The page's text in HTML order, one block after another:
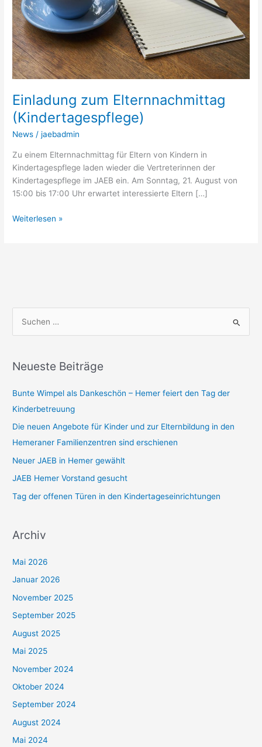
Einladung zum Elternnachmittag
(Kindertagespflege)
News /jaebadmin
Zu einem Elternnachmittag für Eltern von Kindern in
Kindertagespflege laden wieder die Vertreterinnen der
Kindertagespflege im JAEB ein. Am Sonntag, 21. August von
15:00 bis 17:00 Uhr erwartet interessierte Eltern […]
Einladung
Weiterlesen »
h
n
n
a
c
h
Neueste Beiträge
Bunte Wimpel als Dankeschön – Hemer feiert den Tag der
Kinderbetreuung
Die neuen Angebote für Kinder und zur Elternbildung in den
Hemeraner Familienzentren sind erschienen
Neuer JAEB in Hemer gewählt
JAEB Hemer Vorstand gesucht
Tag der offenen Türen in den Kindertageseinrichtungen
Archiv
Mai 2026
Januar 2026
November 2025
September 2025
August 2025
Mai 2025
November 2024
Oktober 2024
September 2024
August 2024
Mai 2024